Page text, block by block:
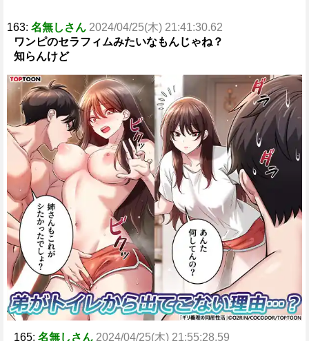
163: 名無しさん 2024/04/25(木) 21:41:30.62
ワンピのセラフィムみたいなもんじゃね？
知らんけど
165: 名無しさん 2024/04/25(木) 21:55:28.59